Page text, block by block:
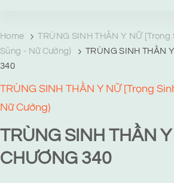
Home
TRÙNG SINH THẦN Y NỮ [Trọng
Sủng - Nữ Cường)
TRÙNG SINH THẦN
340
TRÙNG SINH THẦN Y NỮ [Trọng
Nữ Cường)
TRÙNG SINH THẦN
CHƯƠNG 340